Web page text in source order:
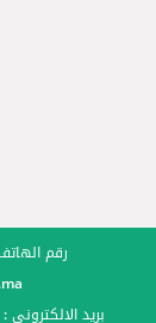
رقم الهاتف :
بريد الالكتروني :